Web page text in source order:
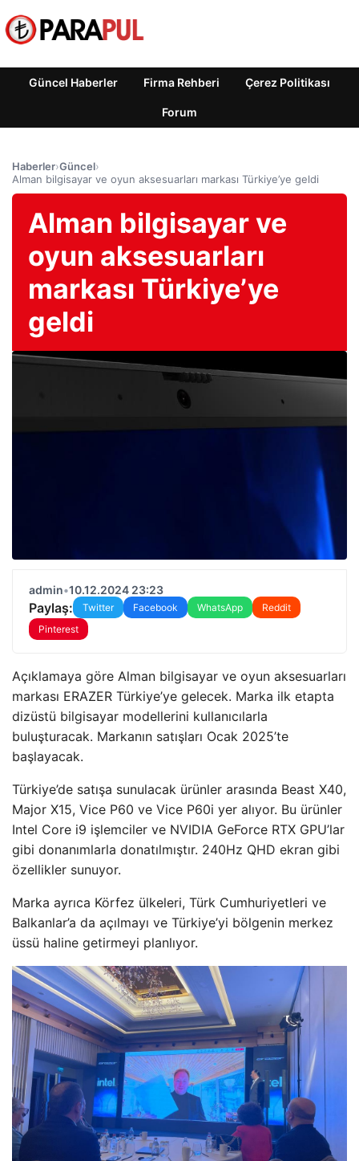
Güncel Haberler Firma Rehberi Çerez Politikası
Forum
Haberler›Güncel›
Alman bilgisayar ve oyun aksesuarları markası Türkiye’ye geldi
Alman bilgisayar ve
oyun aksesuarları
markası Türkiye’ye
geldi
admin•10.12.2024 23:23
Paylaş: Twitter Facebook WhatsApp
Reddit
Pinterest
Açıklamaya göre Alman bilgisayar ve oyun aksesuarları
markası ERAZER Türkiye’ye gelecek. Marka ilk etapta
dizüstü bilgisayar modellerini kullanıcılarla
buluşturacak. Markanın satışları Ocak 2025’te
başlayacak.
Türkiye’de satışa sunulacak ürünler arasında Beast X40,
Major X15, Vice P60 ve Vice P60i yer alıyor. Bu ürünler
Intel Core i9 işlemciler ve NVIDIA GeForce RTX GPU’lar
gibi donanımlarla donatılmıştır. 240Hz QHD ekran gibi
özellikler sunuyor.
Marka ayrıca Körfez ülkeleri, Türk Cumhuriyetleri ve
Balkanlar’a da açılmayı ve Türkiye’yi bölgenin merkez
üssü haline getirmeyi planlıyor.